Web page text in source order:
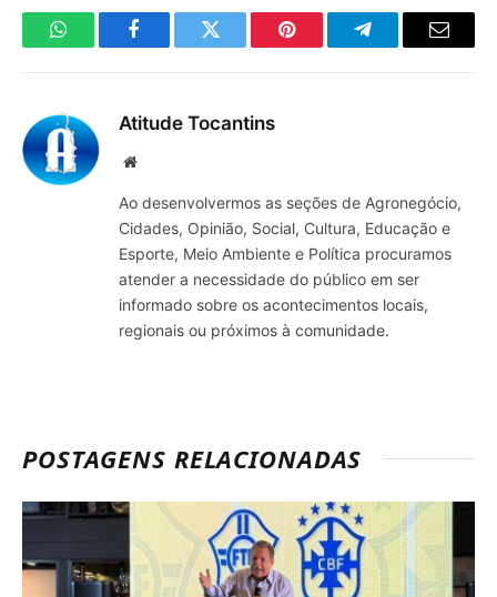
WhatsAppFacebookTwitter Pinterest TelegramaE-
Atitude Tocantins
Site
Ao desenvolvermos as seções de Agronegócio,
Cidades, Opinião, Social, Cultura, Educação e
Esporte, Meio Ambiente e Política procuramos
atender a necessidade do público em ser
informado sobre os acontecimentos locais,
regionais ou próximos à comunidade.
POSTAGENS RELACIONADAS